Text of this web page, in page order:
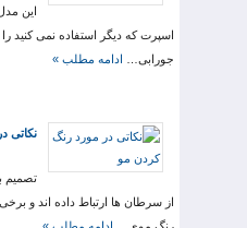
اسپرت که دیگر استفاده نمی کنید
جورابی… ادامه مطلب »
نکاتی
تصمیم
از سرطان ها ارتباط داده اند و